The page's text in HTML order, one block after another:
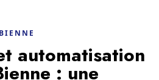
automatisation
: une